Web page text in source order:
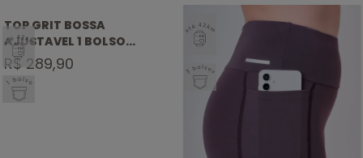
SELO
ATÉ
42KM
TOP GRIT BOSSA
AJUSTAVEL 1 BOLSO
NADADOR
R$ 289,90
42KM
SELO 3
BOLSOS